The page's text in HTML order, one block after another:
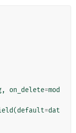
, on_delete=mod
(default=dat